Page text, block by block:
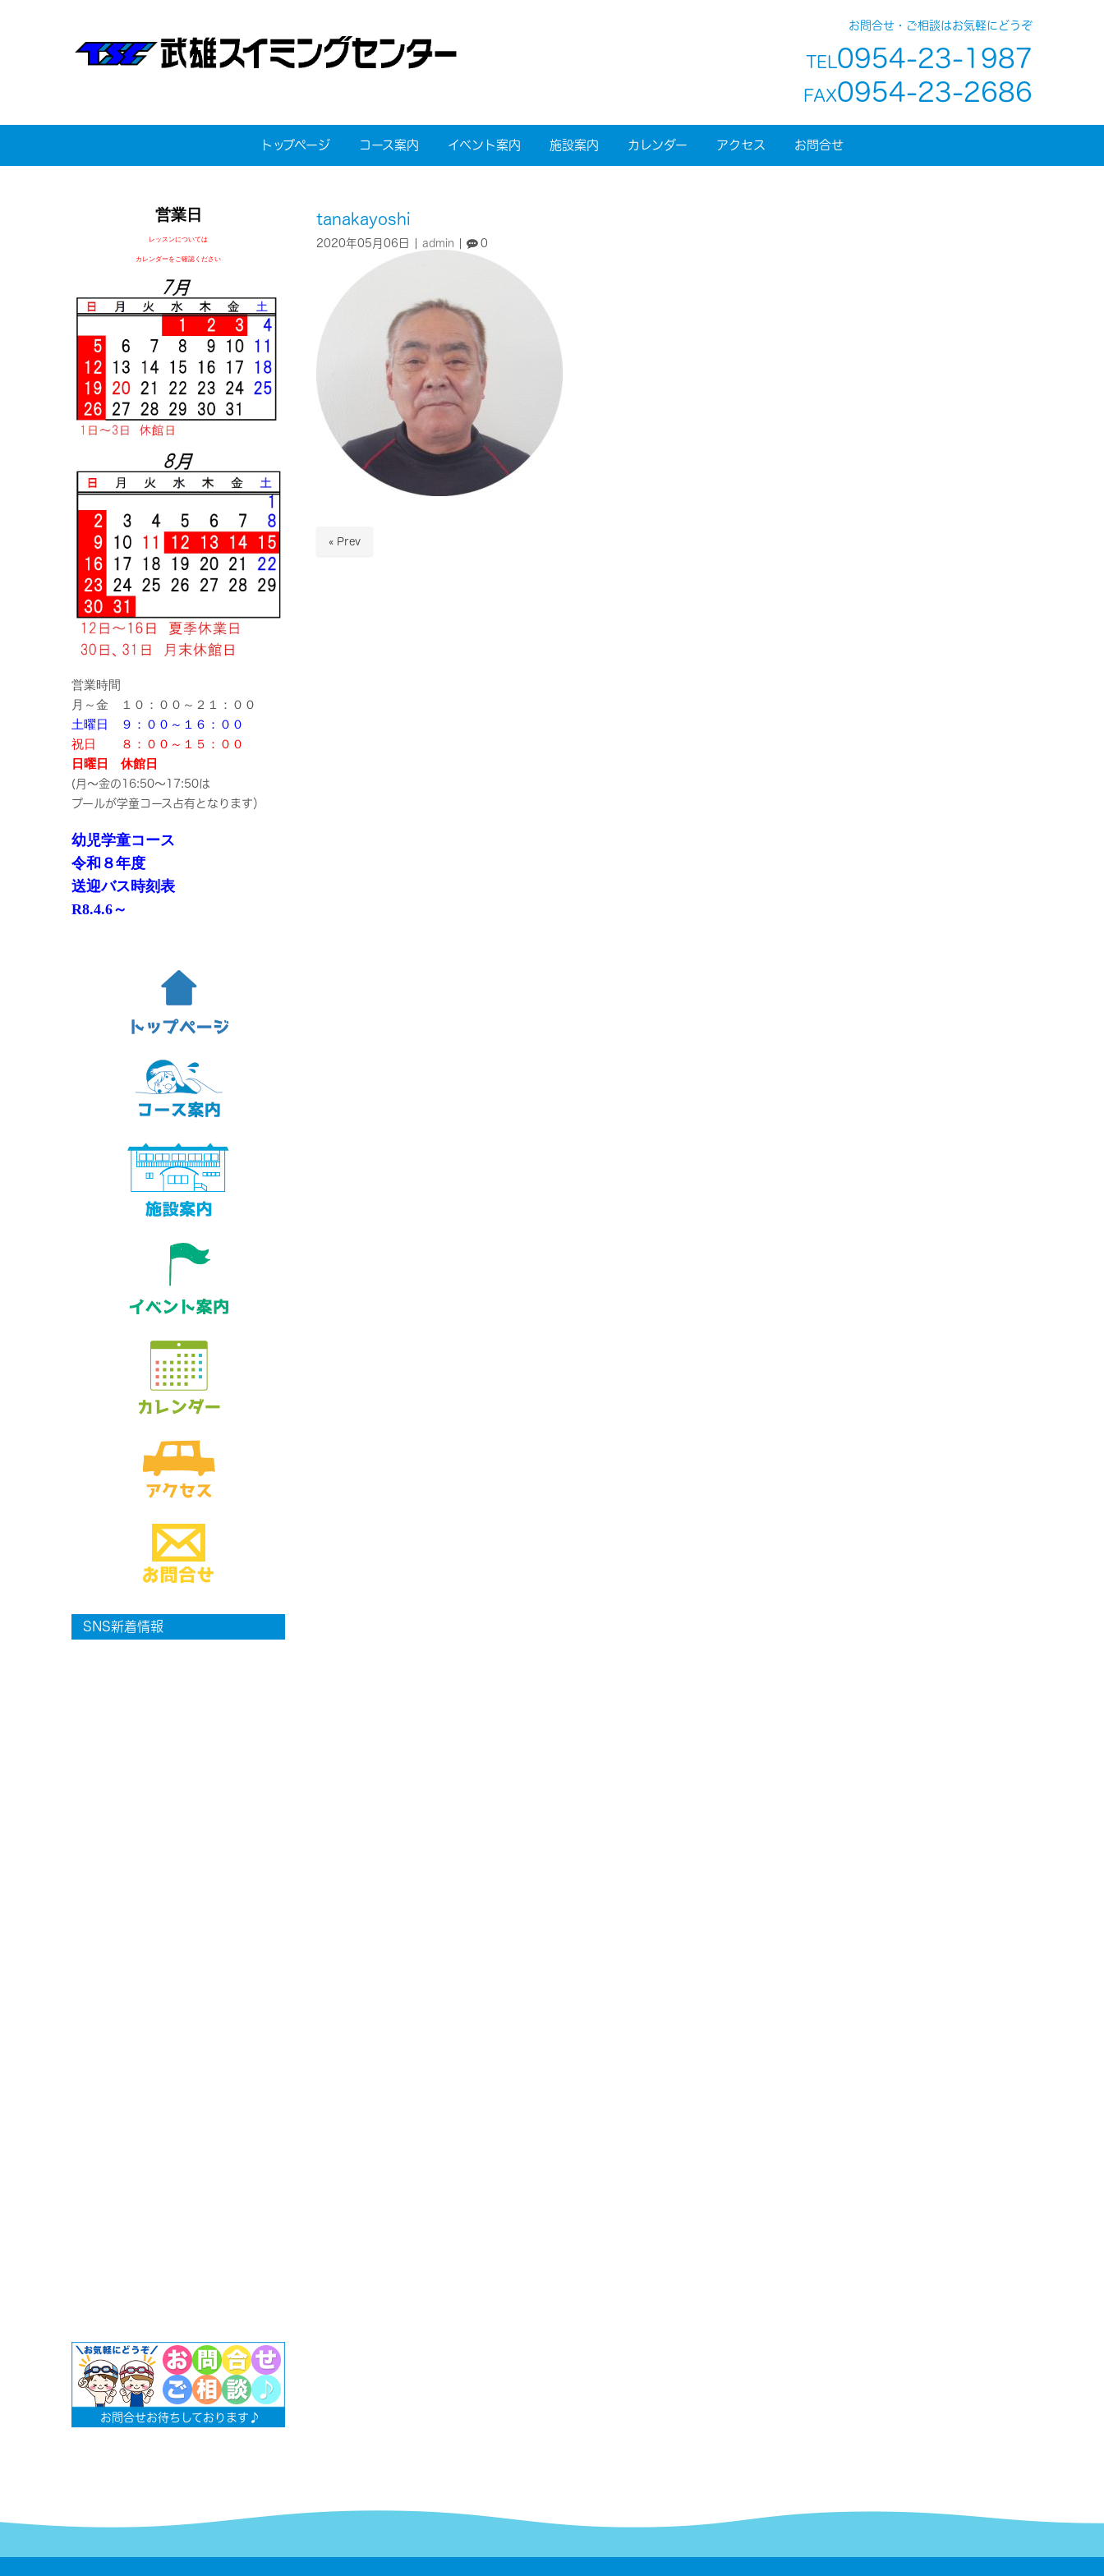
お問合せ・ご相談はお気軽にどうぞ
TEL0954-23-1987
FAX0954-23-2686
トップページ コース案内 イベント案内 施設案内 カレンダー アクセス お問合せ
tanakayoshi
2020年05月06日 | admin | 0
« Prev
営業日
レッスンについては
カレンダーをご確認ください
営業時間
月～金 １０：００～２１：００
土曜日 ９：００～１６：００
祝日 ８：００～１５：００
日曜日 休館日
(月～金の16:50～17:50は
プールが学童コース占有となります）
幼児学童コース
令和８年度
送迎バス時刻表
R8.4.6～
SNS新着情報
お問合せお待ちしております♪